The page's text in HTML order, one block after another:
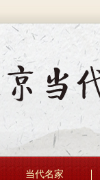
当代名家